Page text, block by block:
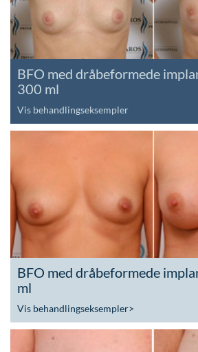
BFO med dråbeformede
300 ml
Vis behandlingseksempler
BFO med dråbeformede
ml
Vis behandlingseksempler>